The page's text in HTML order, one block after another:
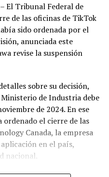
El Tribunal Federal de
de las oficinas de TikTok
sido ordenada por el
anunciada este
revise la suspensión
sobre su decisión,
de Industria debe
de 2024. En ese
el cierre de las
Canada, la empresa
en el país,
nacional.